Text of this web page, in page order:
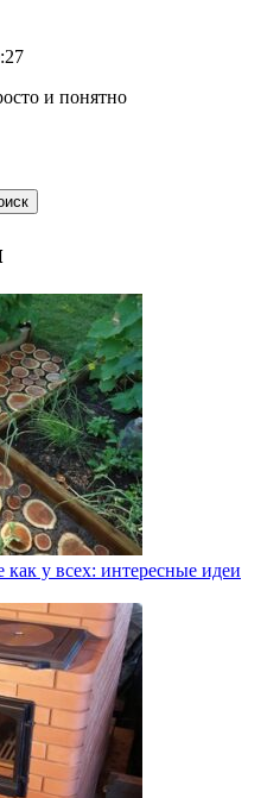
и понятно
у всех: интересные идеи